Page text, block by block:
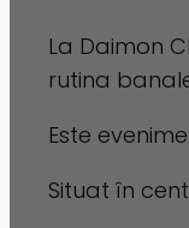
La Daimon
rutina
Este
Situat în